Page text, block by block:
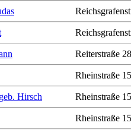
Reiterstraße 28
Rheinstraße 15
Hirsch Rheinstraße 15
Rheinstraße 15